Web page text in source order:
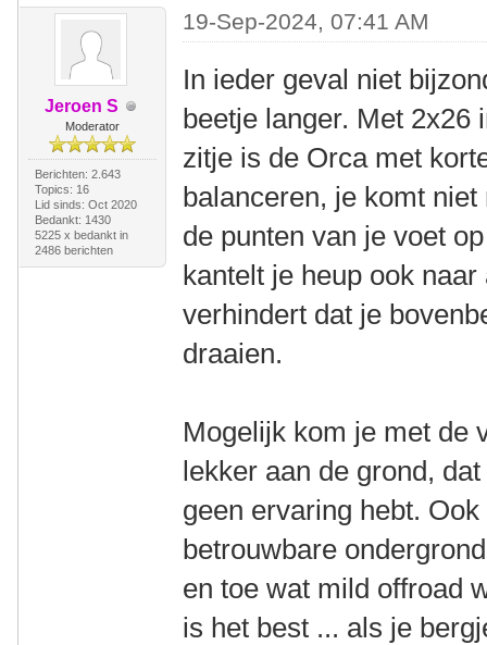
Jeroen S
Moderator
Berichten: 2.643
Topics: 16
Lid sinds: Oct 2020
Bedankt: 1430
5225 x bedankt in
2486 berichten
19-Sep-2024, 07:41 AM
In ieder geval niet
beetje langer. Met 2x26
zitje is de Orca met
balanceren, je komt
de punten van je voet
kantelt je heup ook
verhindert dat je
draaien.
Mogelijk kom je met de
lekker aan de grond,
geen ervaring hebt.
betrouwbare
en toe wat mild offroad
is het best ... als je